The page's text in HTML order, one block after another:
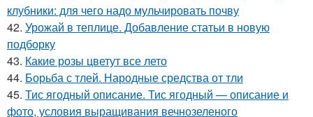
клубники: для чего надо мульчировать почву
42. Урожай в теплице. Добавление статьи в новую
подборку
43. Какие розы цветут все лето
44. Борьба с тлей. Народные средства от тли
45. Тис ягодный описание. Тис ягодный — описание и
фото, условия выращивания вечнозеленого